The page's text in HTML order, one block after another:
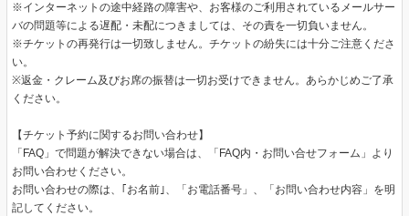
※インターネットの途中経路の障害や、お客様のご利用されているメールサー
バの問題等による遅配・未配につきましては、その責を一切負いません。
※チケットの再発行は一切致しません。チケットの紛失には十分ご注意くださ
い。
※返金・クレーム及びお席の振替は一切お受けできません。あらかじめご了承
ください。
【チケット予約に関するお問い合わせ】
「FAQ」で問題が解決できない場合は、「FAQ内・お問い合せフォーム」より
お問い合わせください。
お問い合わせの際は、｢お名前｣、「お電話番号」、「お問い合わせ内容」を明
記してください。